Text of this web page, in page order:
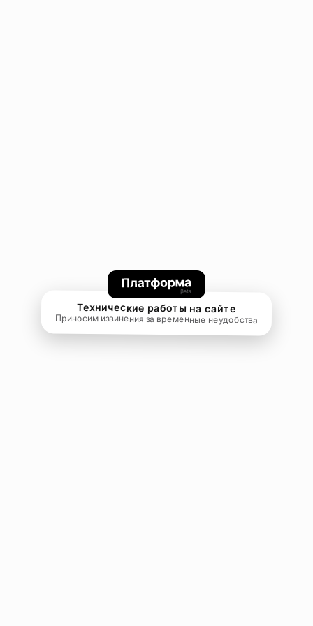
Технические работы на сайте
Приносим извинения за временные неудобства